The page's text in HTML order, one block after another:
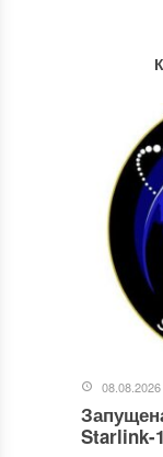
08.08.2026
Starlink-